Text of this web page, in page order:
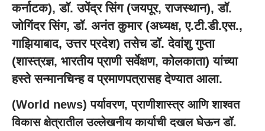
कर्नाटक), डॉ. उपेंद्र सिंग (जयपूर, राजस्थान), डॉ.
जोगिंदर सिंग, डॉ. अनंत कुमार (अध्यक्ष, ए.टी.डी.एस.,
गाझियाबाद, उत्तर प्रदेश) तसेच डॉ. देवांशु गुप्ता
(शास्त्रज्ञ, भारतीय प्राणी सर्वेक्षण, कोलकाता) यांच्या
हस्ते सन्मानचिन्ह व प्रमाणपत्रासह देण्यात आला.
(World news) पर्यावरण, प्राणीशास्त्र आणि शाश्वत
विकास क्षेत्रातील उल्लेखनीय कार्याची दखल घेऊनडॉ.